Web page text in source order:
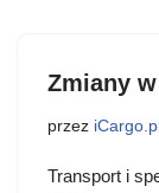
Zmiany
przez iCargo.pl
Transport i